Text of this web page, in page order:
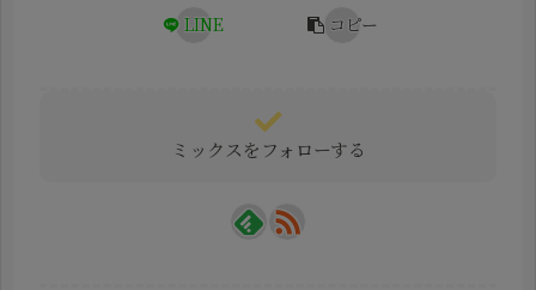
LINE
コピー
ミックスをフォローする